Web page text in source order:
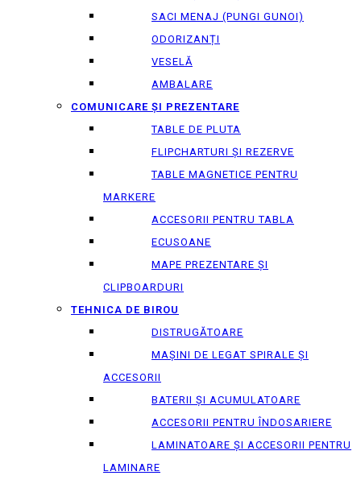
SACI MENAJ (PUNGI GUNOI)
ODORIZANȚI
VESELĂ
AMBALARE
COMUNICARE ȘI PREZENTARE
TABLE DE PLUTA
FLIPCHARTURI ȘI REZERVE
TABLE MAGNETICE PENTRU
MARKERE
ACCESORII PENTRU TABLA
ECUSOANE
MAPE PREZENTARE ȘI
CLIPBOARDURI
TEHNICA DE BIROU
DISTRUGĂTOARE
MAȘINI DE LEGAT SPIRALE ȘI
ACCESORII
BATERII ȘI ACUMULATOARE
ACCESORII PENTRU ÎNDOSARIERE
LAMINATOARE ȘI ACCESORII PENTRU
LAMINARE